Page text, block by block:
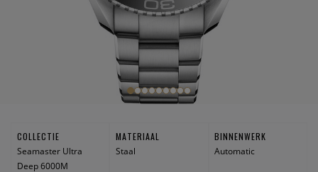
COLLECTIE
Seamaster Ultra
Deep 6000M
MATERIAAL
Staal
BINNENWERK
Automatic